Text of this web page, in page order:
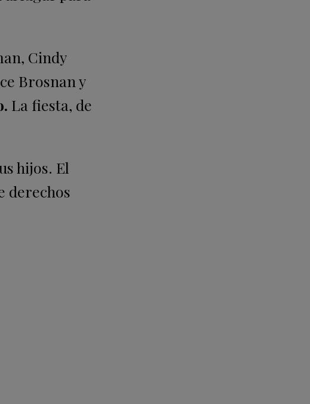
Cindy
Brosnan y
La fiesta, de
hijos. El
derechos